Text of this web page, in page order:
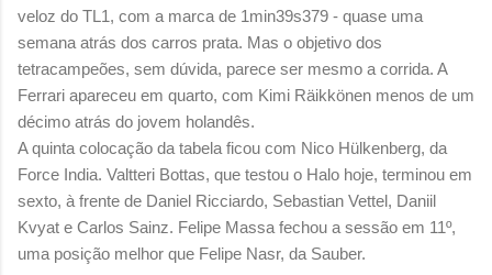
veloz do TL1, com a marca de 1min39s379 - quase uma
semana atrás dos carros prata. Mas o objetivo dos
tetracampeões, sem dúvida, parece ser mesmo a corrida. A
Ferrari apareceu em quarto, com Kimi Räikkönen menos de um
décimo atrás do jovem holandês.
A quinta colocação da tabela ficou com Nico Hülkenberg, da
Force India. Valtteri Bottas, que testou o Halo hoje, terminou em
sexto, à frente de Daniel Ricciardo, Sebastian Vettel, Daniil
Kvyat e Carlos Sainz. Felipe Massa fechou a sessão em 11º,
uma posição melhor que Felipe Nasr, da Sauber.